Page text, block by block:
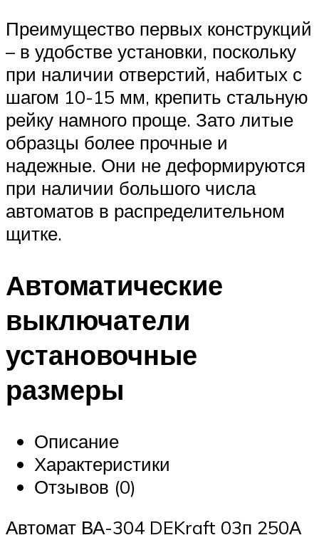
Преимущество первых конструкций
– в удобстве установки, поскольку
при наличии отверстий, набитых с
шагом 10-15 мм, крепить стальную
рейку намного проще. Зато литые
образцы более прочные и
надежные. Они не деформируются
при наличии большого числа
автоматов в распределительном
щитке.
Автоматические
выключатели
установочные
размеры
Описание
Характеристики
Отзывов (0)
Автомат ВА-304 DEKraft 03п 250А